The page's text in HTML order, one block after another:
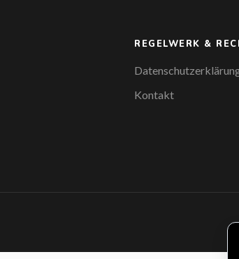
REGELWERK &
Kontakt